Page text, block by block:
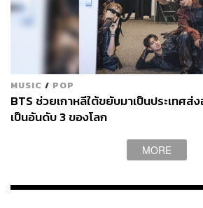
นอกจากการแข่งขันที่ดุเดือดยังมีอีกเซอ
ยุนโฮ และชางมิน วงTVXQ
มารับหน้าที่เป็นผู้ดำเนินรายการให้รายกา
MUSIC / POP
BTS ช่วยเกาหลีใต้ขยับมาเป็นประเทศ
เป็นอันดับ 3 ของโลก
MORE